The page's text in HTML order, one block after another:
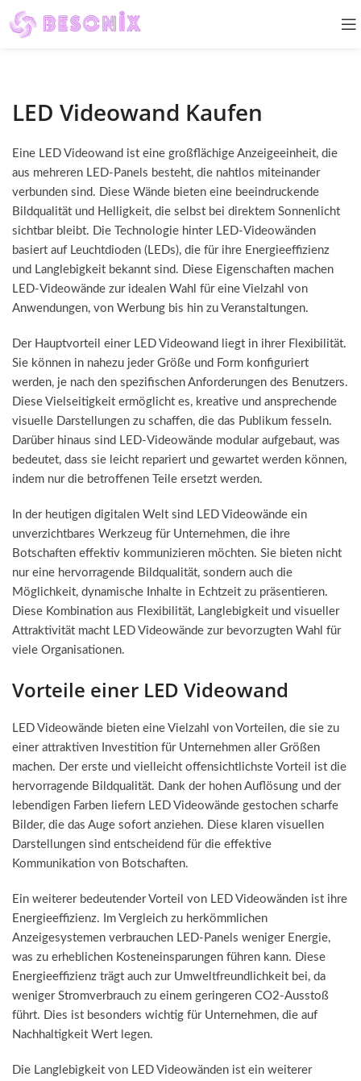
LED Videowand Kaufen
Eine LED Videowand ist eine großflächige Anzeigeeinheit, die
aus mehreren LED-Panels besteht, die nahtlos miteinander
verbunden sind. Diese Wände bieten eine beeindruckende
Bildqualität und Helligkeit, die selbst bei direktem Sonnenlicht
sichtbar bleibt. Die Technologie hinter LED-Videowänden
basiert auf Leuchtdioden (LEDs), die für ihre Energieeffizienz
und Langlebigkeit bekannt sind. Diese Eigenschaften machen
LED-Videowände zur idealen Wahl für eine Vielzahl von
Anwendungen, von Werbung bis hin zu Veranstaltungen.
Der Hauptvorteil einer LED Videowand liegt in ihrer Flexibilität.
Sie können in nahezu jeder Größe und Form konfiguriert
werden, je nach den spezifischen Anforderungen des Benutzers.
Diese Vielseitigkeit ermöglicht es, kreative und ansprechende
visuelle Darstellungen zu schaffen, die das Publikum fesseln.
Darüber hinaus sind LED-Videowände modular aufgebaut, was
bedeutet, dass sie leicht repariert und gewartet werden können,
indem nur die betroffenen Teile ersetzt werden.
In der heutigen digitalen Welt sind LED Videowände ein
unverzichtbares Werkzeug für Unternehmen, die ihre
Botschaften effektiv kommunizieren möchten. Sie bieten nicht
nur eine hervorragende Bildqualität, sondern auch die
Möglichkeit, dynamische Inhalte in Echtzeit zu präsentieren.
Diese Kombination aus Flexibilität, Langlebigkeit und visueller
Attraktivität macht LED Videowände zur bevorzugten Wahl für
viele Organisationen.
Vorteile einer LED Videowand
LED Videowände bieten eine Vielzahl von Vorteilen, die sie zu
einer attraktiven Investition für Unternehmen aller Größen
machen. Der erste und vielleicht offensichtlichste Vorteil ist die
hervorragende Bildqualität. Dank der hohen Auflösung und der
lebendigen Farben liefern LED Videowände gestochen scharfe
Bilder, die das Auge sofort anziehen. Diese klaren visuellen
Darstellungen sind entscheidend für die effektive
Kommunikation von Botschaften.
Ein weiterer bedeutender Vorteil von LED Videowänden ist ihre
Energieeffizienz. Im Vergleich zu herkömmlichen
Anzeigesystemen verbrauchen LED-Panels weniger Energie,
was zu erheblichen Kosteneinsparungen führen kann. Diese
Energieeffizienz trägt auch zur Umweltfreundlichkeit bei, da
weniger Stromverbrauch zu einem geringeren CO2-Ausstoß
führt. Dies ist besonders wichtig für Unternehmen, die auf
Nachhaltigkeit Wert legen.
Die Langlebigkeit von LED Videowänden ist ein weiterer